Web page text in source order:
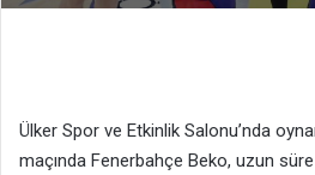
Ülker Spor ve Etkinlik Salonu’nda
maçında Fenerbahçe Beko, uzun